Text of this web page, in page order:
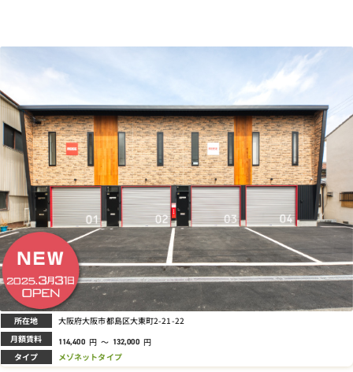
所在地 大阪府大阪市都島区大東町2-21-22
月額賃料 114,400 円 ～ 132,000 円
タイプ メゾネットタイプ